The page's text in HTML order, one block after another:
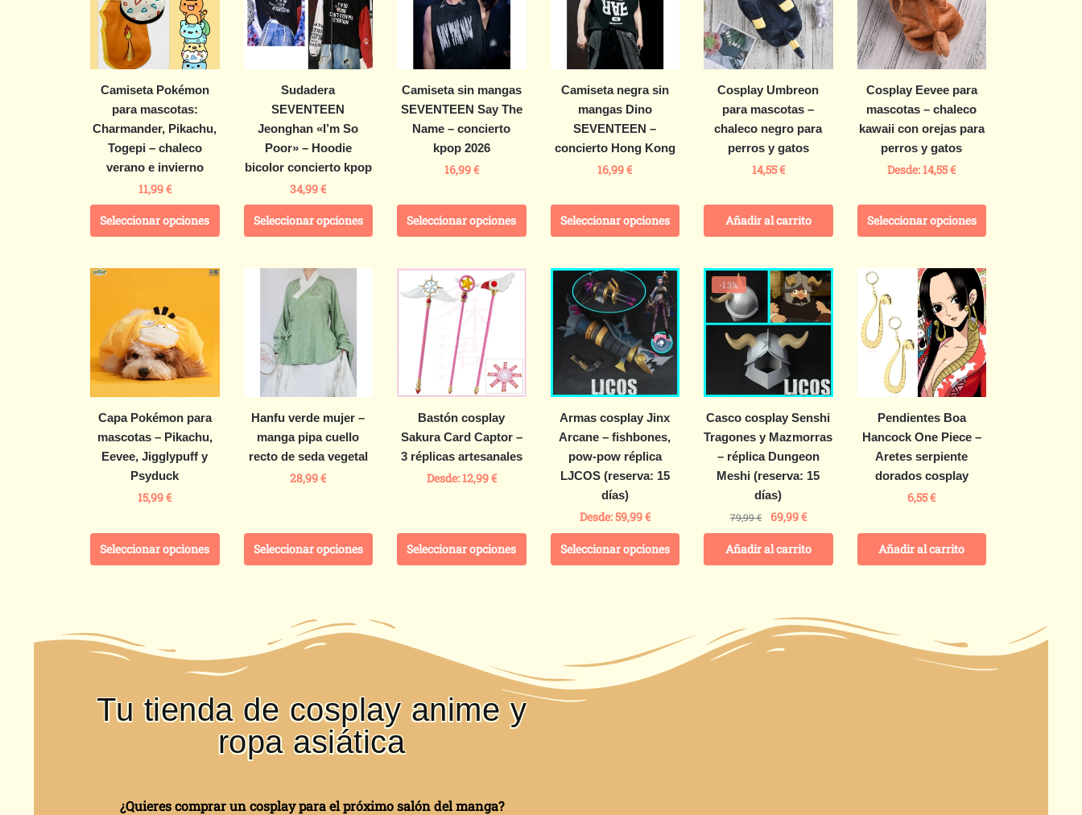
Camiseta Pokémon
para mascotas:
Charmander, Pikachu,
Togepi – chaleco
verano e invierno
11,99€
Seleccionar opciones
Sudadera
SEVENTEEN
Jeonghan «I’m So
Poor» – Hoodie
bicolor concierto kpop
34,99€
Seleccionar opciones
Camiseta sin mangas
SEVENTEEN Say The
Name – concierto
kpop 2026
16,99€
Seleccionar opciones
Camiseta negra sin
mangas Dino
SEVENTEEN –
concierto Hong Kong
16,99€
Seleccionar opciones
Cosplay Umbreon
para mascotas –
chaleco negro para
perros y gatos
14,55€
Añadir al carrito
Cosplay Eevee para
mascotas – chaleco
kawaii con orejas para
perros y gatos
Desde: 14,55€
Seleccionar opciones
Capa Pokémon para
mascotas – Pikachu,
Eevee, Jigglypuff y
Psyduck
15,99€
Seleccionar opciones
Hanfu verde mujer –
manga pipa cuello
recto de seda vegetal
28,99€
Seleccionar opciones
Bastón cosplay
Sakura Card Captor –
3 réplicas artesanales
Desde: 12,99€
Seleccionar opciones
Armas cosplay Jinx
Arcane – fishbones,
pow-pow réplica
LJCOS (reserva: 15
días)
Desde:59,99€
Seleccionar opciones
-13%
Casco cosplay Senshi
Tragones y Mazmorras
– réplica Dungeon
Meshi (reserva: 15
días)
79,99€ 69,99€
Añadir al carrito
Pendientes Boa
Hancock One Piece –
Aretes serpiente
dorados cosplay
6,55€
Añadir al carrito
Tu tienda de cosplay anime y
ropa asiática
¿Quieres comprar un cosplay para el próximo salón del manga?